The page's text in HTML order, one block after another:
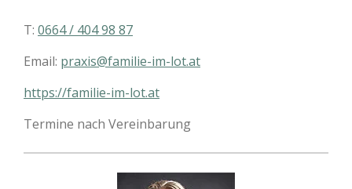
T: 0664 / 404 98 87
Email: praxis@familie-im-lot.at
https://familie-im-lot.at
Termine nach Vereinbarung